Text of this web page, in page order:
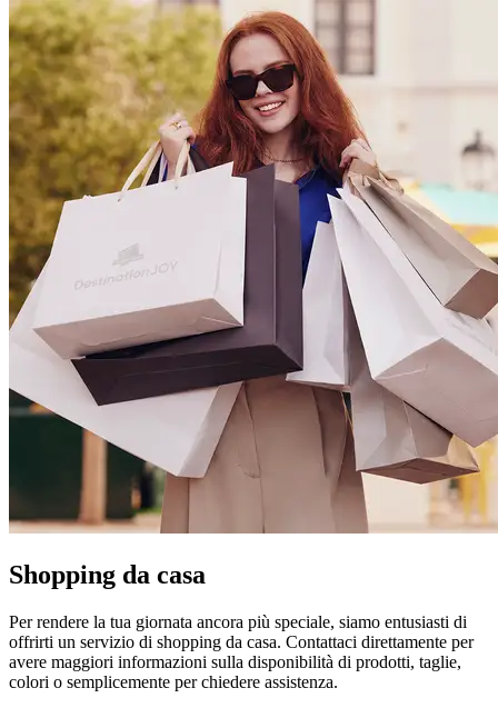
Shopping da casa
Per rendere la tua giornata ancora più speciale, siamo entusiasti di
offrirti un servizio di shopping da casa. Contattaci direttamente per
avere maggiori informazioni sulla disponibilità di prodotti, taglie,
colori o semplicemente per chiedere assistenza.